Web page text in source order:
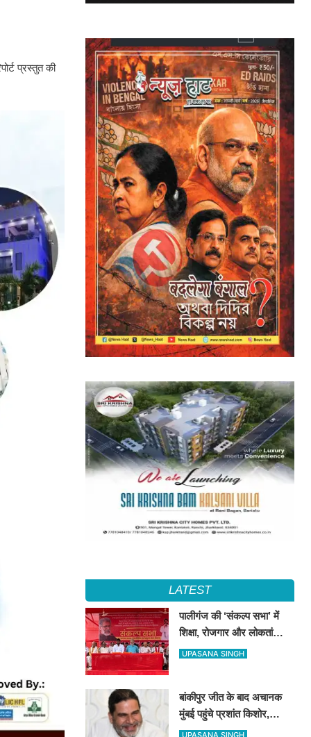
प्रस्तुत की
LATEST
पालीगंज की ‘संकल्प सभा’ में
शिक्षा, रोजगार और लोकतांत्रिक
अधिकारों की गूंज, दीपंकर
UPASANA SINGH
बांकीपुर जीत के बाद अचानक
मुंबई पहुंचे प्रशांत किशोर,
NCP प्रमुख सुनेत्रा पवार से